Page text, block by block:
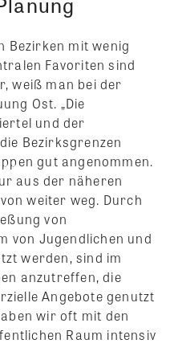
Bezirken mit wenig
Favoriten sind
weiß man bei der
Ost. „Die
und der
Bezirksgrenzen
gut angenommen.
aus der näheren
weiter weg. Durch
von
von Jugendlichen und
werden, sind im
anzutreffen, die
Angebote genutzt
wir oft mit den
Raum intensiv